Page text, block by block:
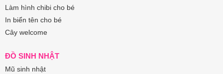
Làm hình chibi cho bé
In biển tên cho bé
Cây welcome
ĐỒ SINH NHẬT
Mũ sinh nhật